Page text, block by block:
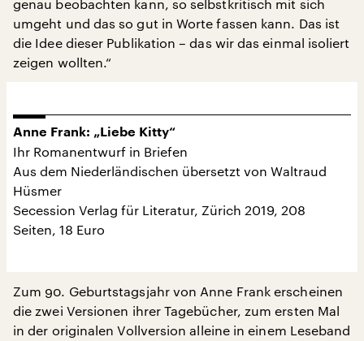
genau beobachten kann, so selbstkritisch mit sich
umgeht und das so gut in Worte fassen kann. Das ist
die Idee dieser Publikation – das wir das einmal isoliert
zeigen wollten.“
Anne Frank: „Liebe Kitty“
Ihr Romanentwurf in Briefen
Aus dem Niederländischen übersetzt von Waltraud
Hüsmer
Secession Verlag für Literatur, Zürich 2019, 208
Seiten, 18 Euro
Zum 90. Geburtstagsjahr von Anne Frank erscheinen
die zwei Versionen ihrer Tagebücher, zum ersten Mal
in der originalen Vollversion alleine in einem Leseband